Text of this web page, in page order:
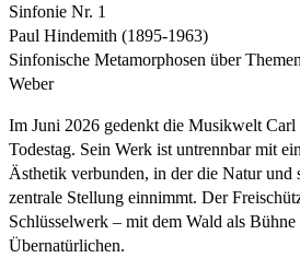
Sinfonie Nr. 1
Paul Hindemith (1895-1963)
Sinfonische Metamorphosen über
Weber
Im Juni 2026 gedenkt die Musikwelt Carl
Todestag. Sein Werk ist untrennbar mit
Ästhetik verbunden, in der die Natur und
zentrale Stellung einnimmt. Der
Schlüsselwerk – mit dem Wald als
Übernatürlichen.